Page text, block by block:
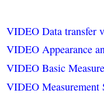
VIDEO Data transfer
VIDEO Appearance
VIDEO Basic
VIDEO Measurement